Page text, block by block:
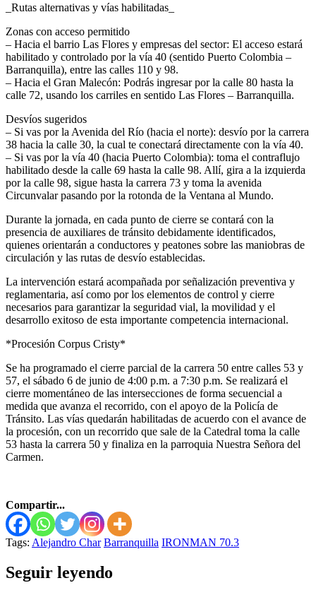
_Rutas alternativas y vías habilitadas_
Zonas con acceso permitido
– Hacia el barrio Las Flores y empresas del sector: El acceso estará
habilitado y controlado por la vía 40 (sentido Puerto Colombia –
Barranquilla), entre las calles 110 y 98.
– Hacia el Gran Malecón: Podrás ingresar por la calle 80 hasta la
calle 72, usando los carriles en sentido Las Flores – Barranquilla.
Desvíos sugeridos
– Si vas por la Avenida del Río (hacia el norte): desvío por la carrera
38 hacia la calle 30, la cual te conectará directamente con la vía 40.
– Si vas por la vía 40 (hacia Puerto Colombia): toma el contraflujo
habilitado desde la calle 69 hasta la calle 98. Allí, gira a la izquierda
por la calle 98, sigue hasta la carrera 73 y toma la avenida
Circunvalar pasando por la rotonda de la Ventana al Mundo.
Durante la jornada, en cada punto de cierre se contará con la
presencia de auxiliares de tránsito debidamente identificados,
quienes orientarán a conductores y peatones sobre las maniobras de
circulación y las rutas de desvío establecidas.
La intervención estará acompañada por señalización preventiva y
reglamentaria, así como por los elementos de control y cierre
necesarios para garantizar la seguridad vial, la movilidad y el
desarrollo exitoso de esta importante competencia internacional.
*Procesión Corpus Cristy*
Se ha programado el cierre parcial de la carrera 50 entre calles 53 y
57, el sábado 6 de junio de 4:00 p.m. a 7:30 p.m. Se realizará el
cierre momentáneo de las intersecciones de forma secuencial a
medida que avanza el recorrido, con el apoyo de la Policía de
Tránsito. Las vías quedarán habilitadas de acuerdo con el avance de
la procesión, con un recorrido que sale de la Catedral toma la calle
53 hasta la carrera 50 y finaliza en la parroquia Nuestra Señora del
Carmen.
Compartir...
Tags: Alejandro Char Barranquilla IRONMAN 70.3
Seguir leyendo